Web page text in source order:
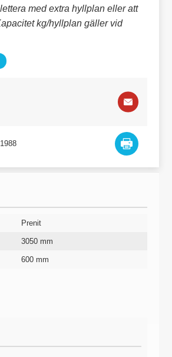
med extra hyllplan eller att
kg/hyllplan gäller vid
Prenit
3050 mm
600 mm